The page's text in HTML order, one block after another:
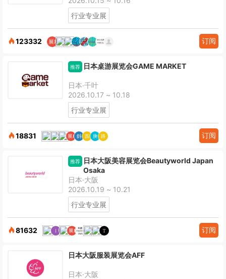
行业专业展
123332 订阅
推荐 日本桌游展览会GAME MARKET
日本·千叶
2026.10.17 ~ 10.18
行业专业展
18831 订阅
推荐
日本大阪美容展览会Beautyworld Japan
Osaka
日本·大阪
2026.10.19 ~ 10.21
行业专业展
81632 订阅
日本大阪服装展览会AFF
日本·大阪